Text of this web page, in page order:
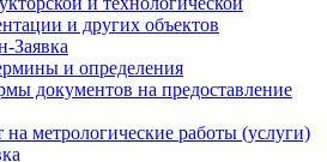
и других объектов
Заявка
и определения
документов на предоставление
на метрологические работы (услуги)